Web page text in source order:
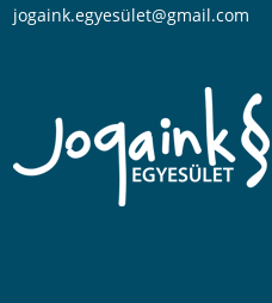
jogaink.egyesület@gmail.com